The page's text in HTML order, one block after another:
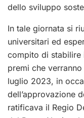
dello sviluppo
In tale giornata si
universitari ed
compito di stabilire
premi che
luglio 2023, in
dell’approvazione
ratificava il Regio